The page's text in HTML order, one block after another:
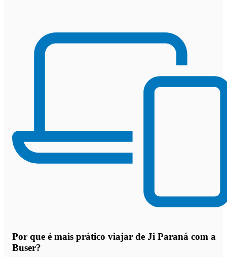
Por que é mais prático viajar de Ji Paraná com a
Buser?